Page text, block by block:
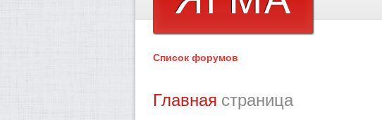
Список форумов
Главная страница